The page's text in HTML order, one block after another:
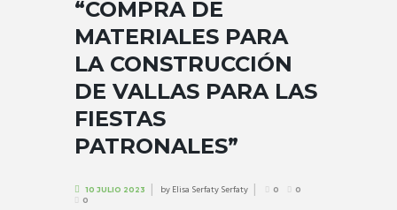
“COMPRA DE
MATERIALES PARA
LA CONSTRUCCIÓN
DE VALLAS PARA LAS
FIESTAS
PATRONALES”
10 JULIO 2023 byElisa Serfaty Serfaty 0
0
0